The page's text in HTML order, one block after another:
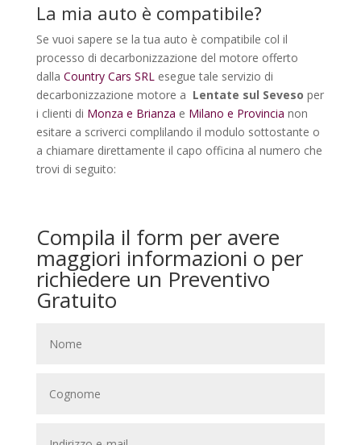
La mia auto è compatibile?
Se vuoi sapere se la tua auto è compatibile col il
processo di decarbonizzazione del motore offerto
dalla Country Cars SRLesegue tale servizio di
decarbonizzazione motore a Lentate sul Seveso per
i clienti di Monza e Brianza e Milano e Provincia non
esitare a scriverci complilando il modulo sottostante o
a chiamare direttamente il capo officina al numero che
trovi di seguito:
Compila il form per avere
maggiori informazioni o per
richiedere un Preventivo
Gratuito